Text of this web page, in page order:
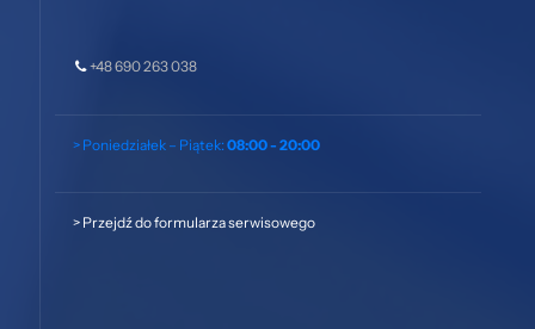
+48 690 263 038
> Poniedziałek – Piątek: 08:00 - 20:00
> Przejdź do formularza serwisowego